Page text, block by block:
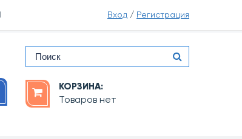
Вход / Регистрация
КОРЗИНА:
Товаров нет